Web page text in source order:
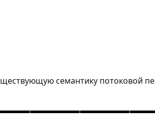
семантику потоковой